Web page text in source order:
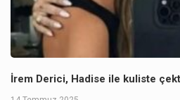
İrem Derici, Hadise ile kuliste